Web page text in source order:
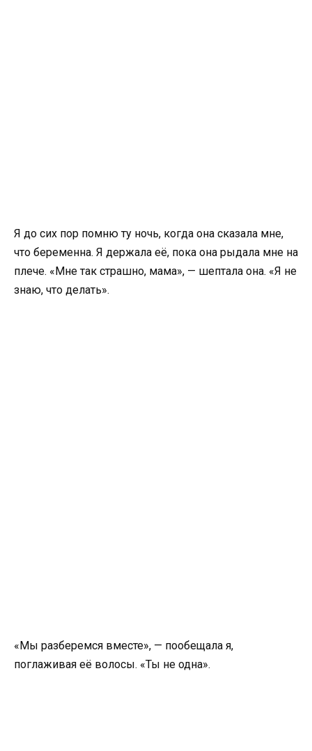
Я до сих пор помню ту ночь, когда она сказала мне,
что беременна. Я держала её, пока она рыдала мне на
плече. «Мне так страшно, мама», — шептала она. «Я не
знаю, что делать».
«Мы разберемся вместе», — пообещала я,
поглаживая её волосы. «Ты не одна».